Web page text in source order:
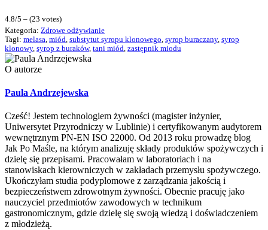
4.8/5 – (23 votes)
Kategoria: Zdrowe odżywianie
Tagi: melasa, miód, substytut syropu klonowego, syrop buraczany, syrop
klonowy, syrop z buraków, tani miód, zastępnik miodu
O autorze
Paula Andrzejewska
Cześć! Jestem technologiem żywności (magister inżynier,
Uniwersytet Przyrodniczy w Lublinie) i certyfikowanym audytorem
wewnętrznym PN-EN ISO 22000. Od 2013 roku prowadzę blog
Jak Po Maśle, na którym analizuję składy produktów spożywczych i
dzielę się przepisami. Pracowałam w laboratoriach i na
stanowiskach kierowniczych w zakładach przemysłu spożywczego.
Ukończyłam studia podyplomowe z zarządzania jakością i
bezpieczeństwem zdrowotnym żywności. Obecnie pracuję jako
nauczyciel przedmiotów zawodowych w technikum
gastronomicznym, gdzie dzielę się swoją wiedzą i doświadczeniem
z młodzieżą.